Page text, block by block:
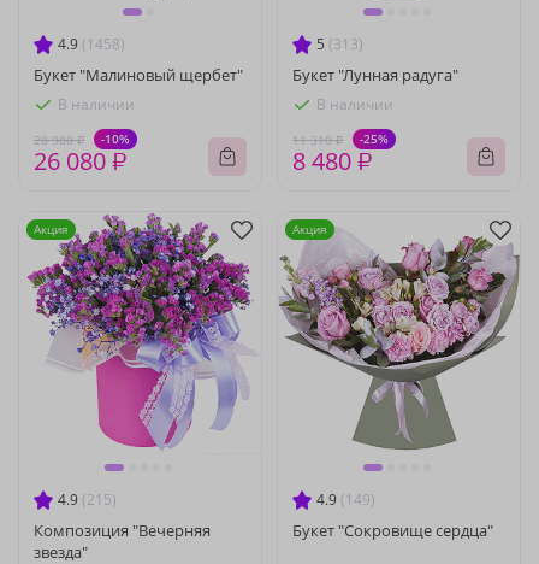
4.9 (1458)
Букет "Малиновый щербет"
В наличии
28 980 ₽ -10%
26 080 ₽
5 (313)
Букет "Лунная радуга"
В наличии
11 310 ₽ -25%
8 480 ₽
4.9 (215)
Композиция "Вечерняя
звезда"
Акция
4.9 (149)
Букет "Сокровище сердца"
Акция